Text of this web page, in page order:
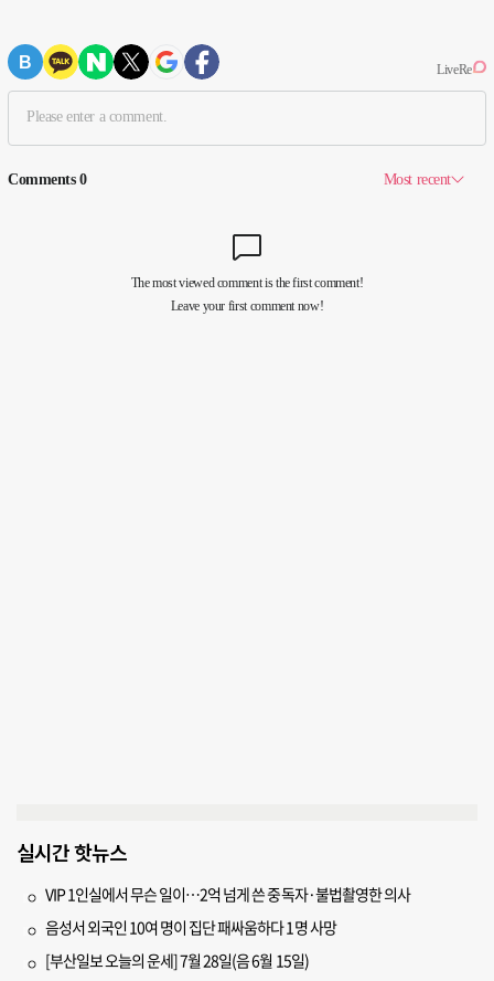
실시간 핫뉴스
VIP 1인실에서 무슨 일이…2억 넘게 쓴 중독자·불법촬영한 의사
음성서 외국인 10여 명이 집단 패싸움하다 1명 사망
[부산일보 오늘의 운세] 7월 28일(음 6월 15일)